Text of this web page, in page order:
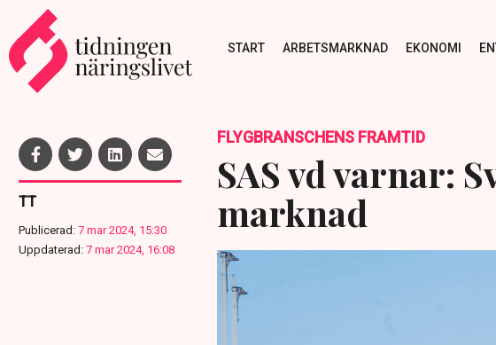
START ARBETSMARKNAD EKONOMI
TT
Publicerad: 7 mar 2024, 15:30
Uppdaterad: 7 mar 2024, 16:08
FLYGBRANSCHENS FRAMTID
SAS vd varnar:
marknad